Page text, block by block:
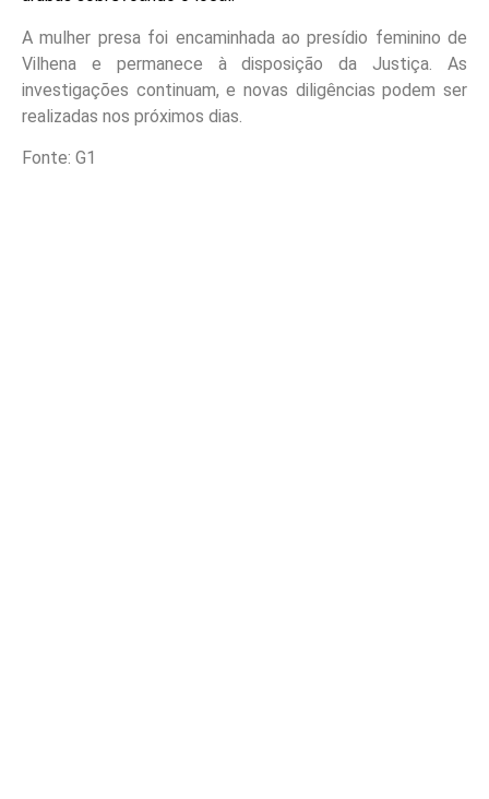
A mulher presa foi encaminhada ao presídio feminino de
Vilhena e permanece à disposição da Justiça. As
investigações continuam, e novas diligências podem ser
realizadas nos próximos dias.
Fonte: G1